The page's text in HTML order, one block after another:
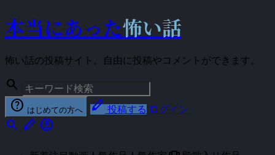
本当にあった怖い話
怖い話の投稿サイト。自由に投稿やコメントができます。
search
help はじめての方へ stylus 投稿する ログイン
search stylus account_circle